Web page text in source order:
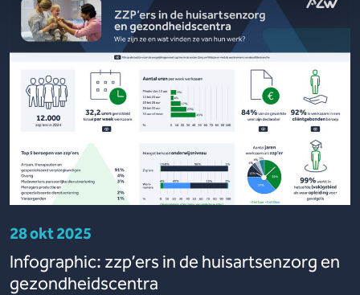
28 okt 2025
Infographic: zzp’ers in de huisartsenzorg en
gezondheidscentra